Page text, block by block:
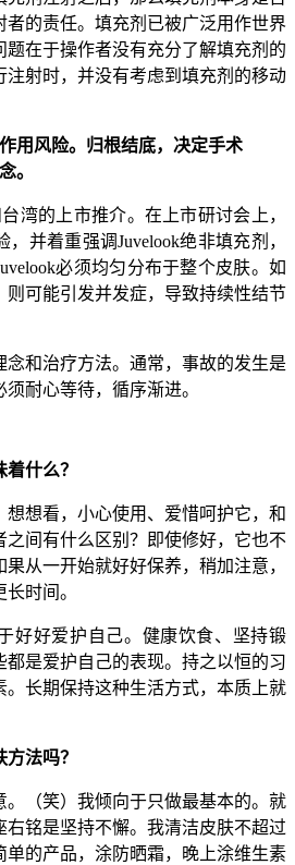
的责任。填充剂已被广泛用作世界
题在于操作者没有充分了解填充剂的
注射时，并没有考虑到填充剂的移动
用风险。归根结底，决定手术
。
湾的上市推介。在上市研讨会上，
并着重强调Juvelook绝非填充剂，
必须均匀分布于整个皮肤。如
则可能引发并发症，导致持续性结节
和治疗方法。通常，事故的发生是
耐心等待，循序渐进。
什么？
想看，小心使用、爱惜呵护它，和
之间有什么区别？即使修好，它也不
从一开始就好好保养，稍加注意，
时间。
好好爱护自己。健康饮食、坚持锻
是爱护自己的表现。持之以恒的习
。长期保持这种生活方式，本质上就
法吗？
。（笑）我倾向于只做最基本的。就
铭是坚持不懈。我清洁皮肤不超过
单的产品，涂防晒霜，晚上涂维生素